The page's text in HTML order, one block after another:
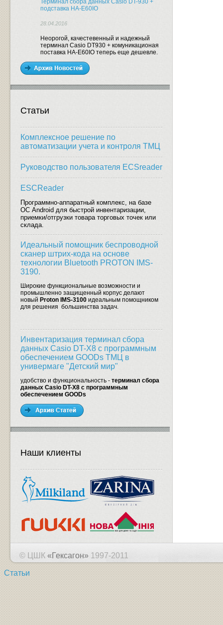
Терминал сбора данных Casio DT-930 +
подставка HA-E60IO
28.04.2016
Неорогой, качестевенный и надежный
терминал Casio DT930 + комуникационая
поставка HA-E60IO теперь еще дешевле.
Статьи
Комплексное решение по
автоматизации учета и контроля ТМЦ
Руководство пользователя ECSreader
ESCReader
Программно-аппаратный комплекс, на базе
ОС Android для быстрой инвентаризации,
приемки/отгрузки товара торговых точек или
склада.
Идеальный помощник беспроводной
сканер штрих-кода на основе
технологии Bluetooth PROTON IMS-
3190.
Широкие функциональные возможности и
промышленно защищенный корпус делают
новый Proton IMS-3100 идеальным помощником
для решения большинства задач.
Инвентаризация терминал сбора
данных Casio DT-X8 с программным
обеспечением GOODs ТМЦ в
универмаге "Детский мир"
удобство и функциональность - терминал сбора
данных Casio DT-X8 с программным
обеспечением GOODs
Наши клиенты
© ЦШК «Гексагон» 1997-2011
Статьи